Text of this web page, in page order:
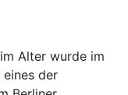
Alter wurde im
der